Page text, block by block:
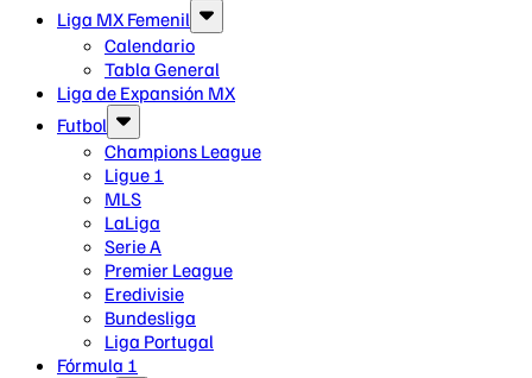
Liga MX Femenil
Calendario
Tabla General
Liga de Expansión MX
Futbol
Champions League
Ligue 1
MLS
LaLiga
Serie A
Premier League
Eredivisie
Bundesliga
Liga Portugal
Fórmula 1